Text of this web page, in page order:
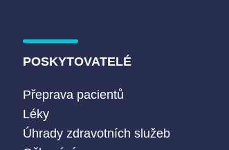
POSKYTOVATELÉ
Přeprava pacientů
Léky
Úhrady zdravotních služeb